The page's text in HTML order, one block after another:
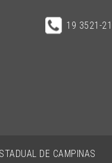
DE CAMPINAS
19 3521-